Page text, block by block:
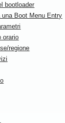
bootloader
Boot Menu Entry
orario
regione